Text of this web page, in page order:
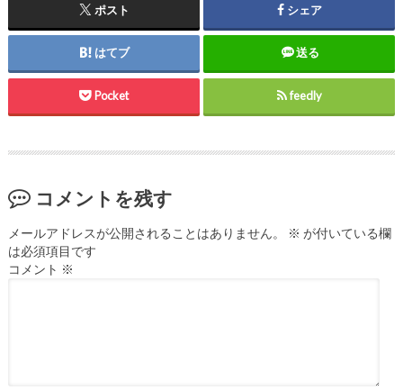
ポスト シェア
はてブ 送る
Pocket feedly
コメントを残す
メールアドレスが公開されることはありません。 ※ が付いている欄
は必須項目です
コメント ※